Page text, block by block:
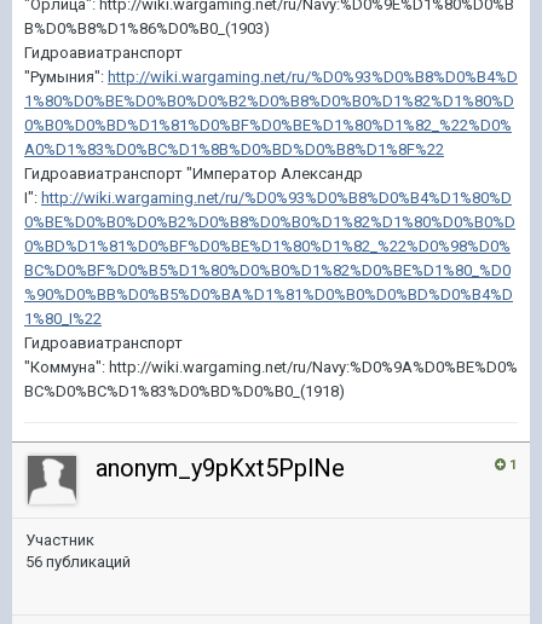
"Орлица": http://wiki.wargaming.net/ru/Navy:%D0%9E%D1%80%D0%B
B%D0%B8%D1%86%D0%B0_(1903)
Гидроавиатранспорт
"Румыния": http://wiki.wargaming.net/ru/%D0%93%D0%B8%D0%B4%D
1%80%D0%BE%D0%B0%D0%B2%D0%B8%D0%B0%D1%82%D1%80%D
0%B0%D0%BD%D1%81%D0%BF%D0%BE%D1%80%D1%82_%22%D0%
A0%D1%83%D0%BC%D1%8B%D0%BD%D0%B8%D1%8F%22
Гидроавиатранспорт "Император Александр
I": http://wiki.wargaming.net/ru/%D0%93%D0%B8%D0%B4%D1%80%D
0%BE%D0%B0%D0%B2%D0%B8%D0%B0%D1%82%D1%80%D0%B0%D
0%BD%D1%81%D0%BF%D0%BE%D1%80%D1%82_%22%D0%98%D0%
BC%D0%BF%D0%B5%D1%80%D0%B0%D1%82%D0%BE%D1%80_%D0
%90%D0%BB%D0%B5%D0%BA%D1%81%D0%B0%D0%BD%D0%B4%D
1%80_I%22
Гидроавиатранспорт
"Коммуна": http://wiki.wargaming.net/ru/Navy:%D0%9A%D0%BE%D0%
BC%D0%BC%D1%83%D0%BD%D0%B0_(1918)
1
anonym_y9pKxt5PplNe
Участник
56 публикаций